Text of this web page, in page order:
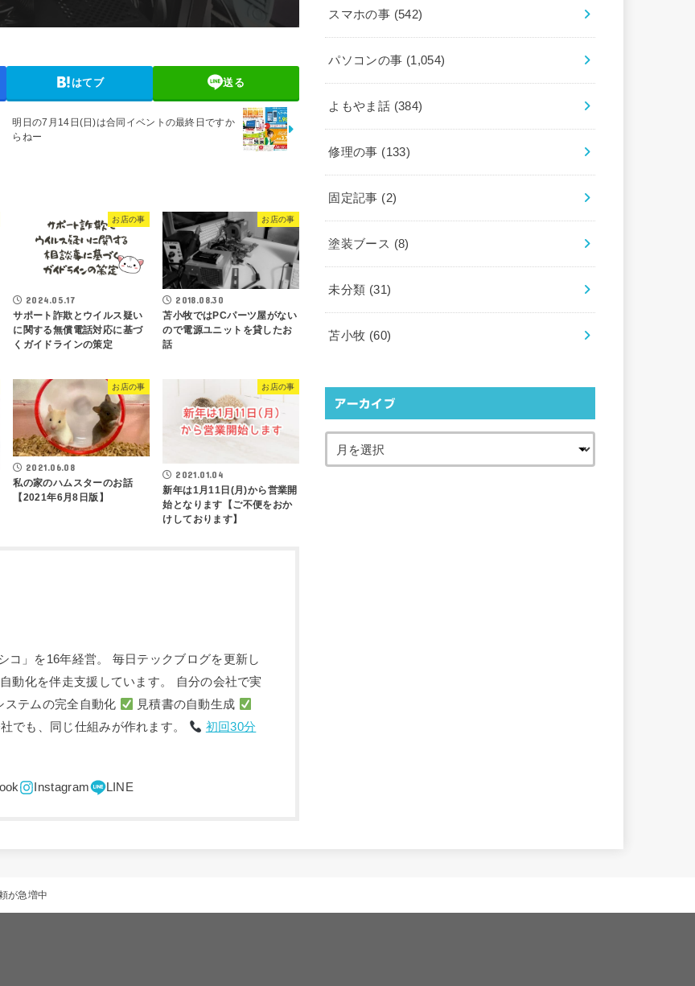
はてブ 送る
明日の7月14日(日)は合同イベントの最終日ですか
らねー
お店の事
2024.05.17
サポート詐欺とウイルス疑い
に関する無償電話対応に基づ
くガイドラインの策定
お店の事
2018.08.30
苫小牧ではPCパーツ屋がない
ので電源ユニットを貸したお
話
お店の事
2021.06.08
私の家のハムスターのお話
【2021年6月8日版】
お店の事
2021.01.04
新年は1月11日(月)から営業開
始となります【ご不便をおか
けしております】
コ」を16年経営。 毎日テックブログを更新し
動化を伴走支援しています。 自分の会社で実
ステムの完全自動化
見積書の自動生成
でも、同じ仕組みが作れます。
初回30分
スマホの事 (542)
パソコンの事 (1,054)
よもやま話 (384)
修理の事 (133)
固定記事 (2)
塗装ブース (8)
未分類 (31)
苫小牧 (60)
アーカイブ
が急増中